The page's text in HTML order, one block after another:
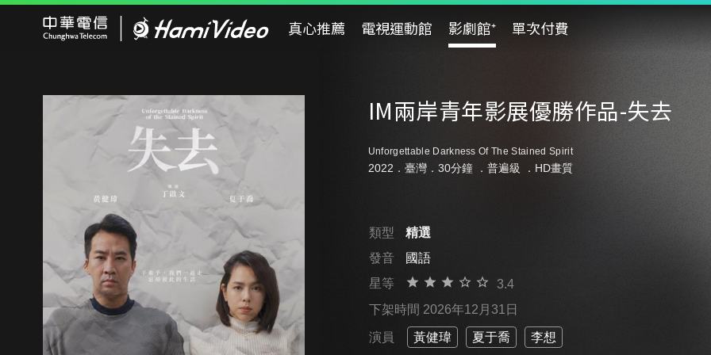
真心推薦 電視運動館 影劇館⁺ 單次付費
IM兩岸青年影展優勝作品-失去
Unforgettable Darkness Of The Stained Spirit
2022．臺灣．30分鐘 ． 普遍級 ．HD畫質
類型
精選
發音
國語
星等
3.4
下架時間 2026年12月31日
演員 黃健瑋 夏于喬 李想